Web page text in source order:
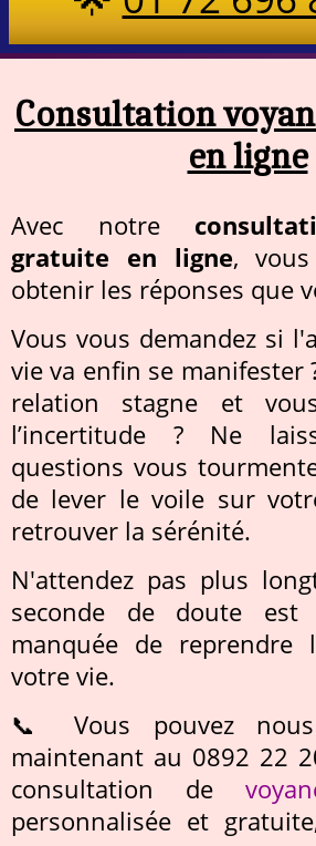
Consultation
en ligne
Avec notre
gratuite en ligne,
obtenir les réponses que
Vous vous demandez si
vie va enfin se manifester
relation stagne et
l’incertitude ? Ne
questions vous
de lever le voile sur
retrouver la sérénité.
N'attendez pas plus
seconde de doute est
manquée de reprendre
votre vie.
📞 Vous pouvez
maintenant au 0892 22
consultation de
personnalisée et